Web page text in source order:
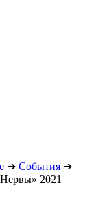
➔ События ➔
2021